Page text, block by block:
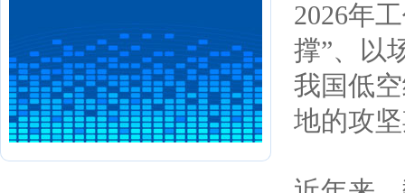
2026年
撑”、以
我国低
地的攻